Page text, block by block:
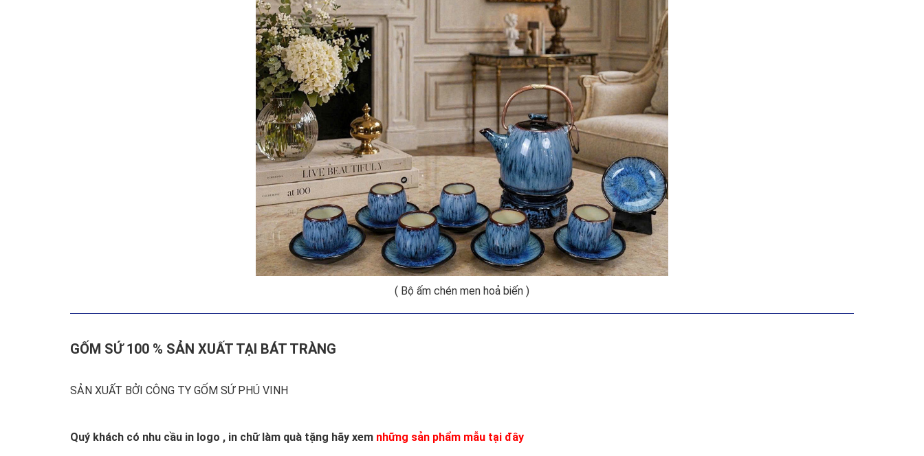
( Bộ ấm chén men hoả biến )
GỐM SỨ 100 % SẢN XUẤT TẠI BÁT TRÀNG
SẢN XUẤT BỞI CÔNG TY GỐM SỨ PHÚ VINH
Quý khách có nhu cầu in logo , in chữ làm quà tặng hãy xem những sản phẩm mẫu tại đây